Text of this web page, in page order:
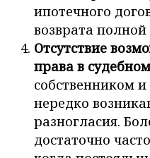
ипотечного
возврата
Отсутствие
права в
собственником
нередко
разногласия.
достаточно